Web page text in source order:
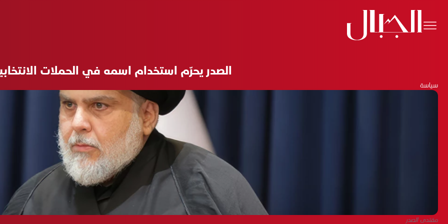
الصدر يحرّم استخدام اسمه في الحملات
سياسة
مقتدى الصدر